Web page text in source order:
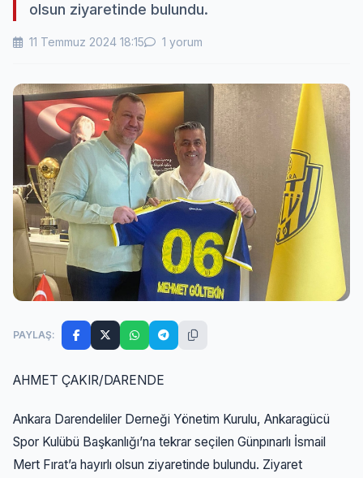
olsun ziyaretinde bulundu.
11 Temmuz 2024 18:15 1 yorum
PAYLAŞ:
AHMET ÇAKIR/DARENDE
Ankara Darendeliler Derneği Yönetim Kurulu, Ankaragücü
Spor Kulübü Başkanlığı’na tekrar seçilen Günpınarlı İsmail
Mert Fırat’a hayırlı olsun ziyaretinde bulundu. Ziyaret